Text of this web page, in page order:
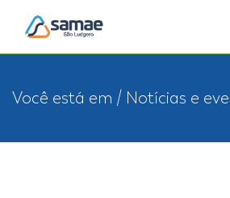
Você está em / Notícias e